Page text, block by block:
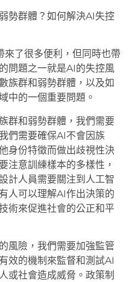
勢群體？如何解決AI失控
來了很多便利，但同時也帶
問題之一就是AI的失控風
族群和弱勢群體，以及如
中的一個重要問題。
群和弱勢群體，我們需要
們需要確保AI不會因族
身份特徵而做出歧視性決
注意訓練樣本的多樣性，
計人員需要關注到人工智
人可以理解AI作出決策的
術來促進社會的公正和平
風險，我們需要加強監管
效的機制來監督和測試AI
或社會造成威脅。政策制